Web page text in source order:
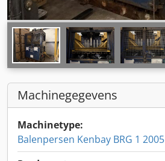
Machinegegevens
Machinetype:
Balenpersen Kenbay BRG 1 2005